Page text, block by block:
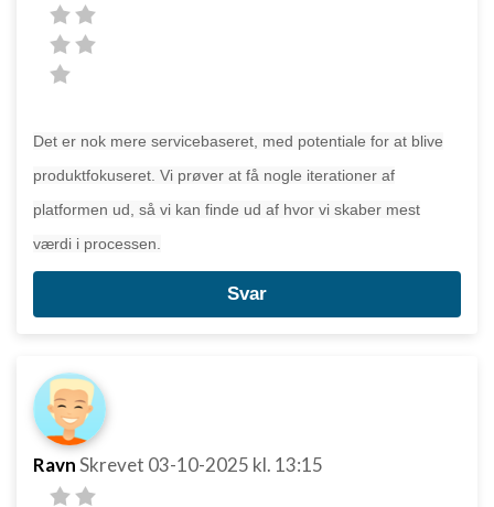
Det er nok mere servicebaseret, med potentiale for at blive
produktfokuseret. Vi prøver at få nogle iterationer af
platformen ud, så vi kan finde ud af hvor vi skaber mest
værdi i processen.
Svar
RavnSkrevet 03-10-2025 kl. 13:15